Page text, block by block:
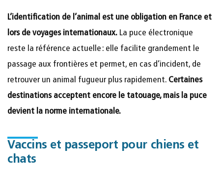
L’identification de l’animal est une obligation en France et
lors de voyages internationaux. La puce électronique
reste la référence actuelle : elle facilite grandement le
passage aux frontières et permet, en cas d’incident, de
retrouver un animal fugueur plus rapidement. Certaines
destinations acceptent encore le tatouage, mais la puce
devient la norme internationale.
Vaccins et passeport pour chiens et
chats